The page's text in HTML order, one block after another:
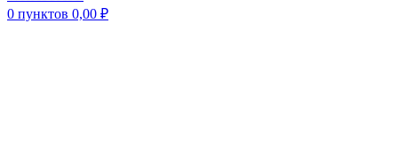
0 пунктов 0,00 ₽